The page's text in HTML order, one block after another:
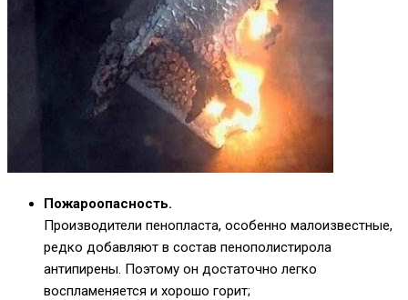
Пожароопасность.
Производители пенопласта, особенно малоизвестные,
редко добавляют в состав пенополистирола
антипирены. Поэтому он достаточно легко
воспламеняется и хорошо горит;